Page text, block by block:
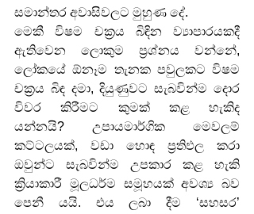
සමාන්තර අවාසිවලට මුහුණ දේ.
මෙකී විෂම චක්‍රය බිඳින ව්‍යාපාරයකදී
ඇතිවෙන ලොකුම ප්‍රශ්නය වන්නේ,
ලෝකයේ ඕනෑම තැනක පවුලකට විෂම
චක්‍රය බිඳ දමා, දියුණුවට සැබවින්ම දොර
විවර කිරීමට කුමක් කළ හැකිද
යන්නයි? උපායමාර්ගික මෙවලම්
කට්ටලයක්, වඩා හොඳ ප්‍රතිඵල කරා
ඔවුන්ට සැබවින්ම උපකාර කළ හැකි
ක්‍රියාකාරී මූලධර්ම සමූහයක් අවශ්‍ය බව
පෙනී යයි. එය ලබා දීම ‘සහසර’